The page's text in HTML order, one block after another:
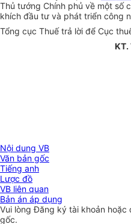
Thủ tướng Chính phủ về một số
khích đầu tư và phát triển công
Tổng cục Thuế trả lời để Cục
KT.
Nội dung VB
Văn bản gốc
Tiếng anh
Lược đồ
VB liên quan
Bản án áp dụng
Vui lòngĐăng ký tài khoản hoặc
gốc.